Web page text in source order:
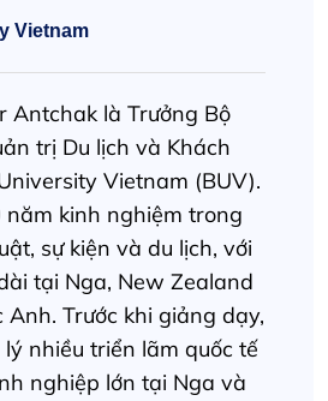
Vietnam
Antchak là Trưởng Bộ
trị Du lịch và Khách
Vietnam (BUV).
năm kinh nghiệm trong
sự kiện và du lịch, với
tại Nga, New Zealand
Anh. Trước khi giảng dạy,
nhiều triển lãm quốc tế
nghiệp lớn tại Nga và